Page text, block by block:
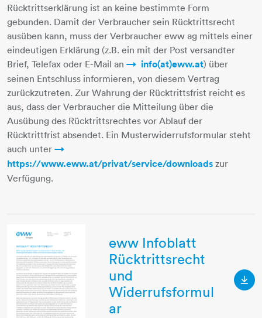
Rücktrittserklärung ist an keine bestimmte Form
gebunden. Damit der Verbraucher sein Rücktrittsrecht
ausüben kann, muss der Verbraucher eww ag mittels einer
eindeutigen Erklärung (z.B. ein mit der Post versandter
Brief, Telefax oder E-Mail an
info(at)eww.at) über
seinen Entschluss informieren, von diesem Vertrag
zurückzutreten. Zur Wahrung der Rücktrittsfrist reicht es
aus, dass der Verbraucher die Mitteilung über die
Ausübung des Rücktrittsrechtes vor Ablauf der
Rücktrittfrist absendet. Ein Musterwiderrufsformular steht
auch unter
https://www.eww.at/privat/service/downloads ​​​​​​​ zur
Verfügung.
eww Infoblatt
Rücktrittsrecht
und
Widerrufsformul
ar